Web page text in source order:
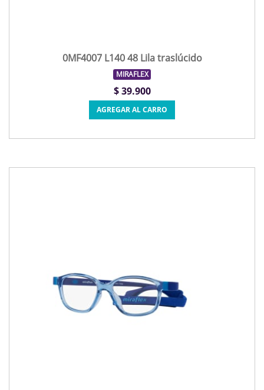
0MF4007 L140 48 Lila traslúcido
MIRAFLEX
$ 39.900
AGREGAR AL CARRO